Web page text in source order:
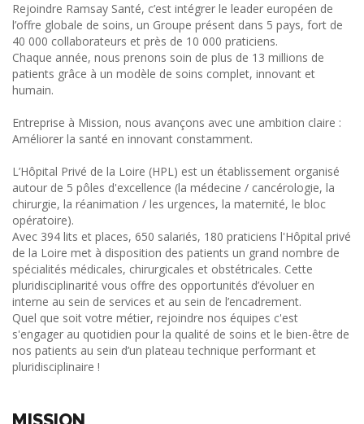
Rejoindre Ramsay Santé, c’est intégrer le leader européen de
l’offre globale de soins, un Groupe présent dans 5 pays, fort de
40 000 collaborateurs et près de 10 000 praticiens.
Chaque année, nous prenons soin de plus de 13 millions de
patients grâce à un modèle de soins complet, innovant et
humain.
Entreprise à Mission, nous avançons avec une ambition claire :
Améliorer la santé en innovant constamment.
L’Hôpital Privé de la Loire (HPL) est un établissement organisé
autour de 5 pôles d'excellence (la médecine / cancérologie, la
chirurgie, la réanimation / les urgences, la maternité, le bloc
opératoire).
Avec 394 lits et places, 650 salariés, 180 praticiens l'Hôpital privé
de la Loire met à disposition des patients un grand nombre de
spécialités médicales, chirurgicales et obstétricales. Cette
pluridisciplinarité vous offre des opportunités d’évoluer en
interne au sein de services et au sein de l’encadrement.
Quel que soit votre métier, rejoindre nos équipes c'est
s'engager au quotidien pour la qualité de soins et le bien-être de
nos patients au sein d’un plateau technique performant et
pluridisciplinaire !